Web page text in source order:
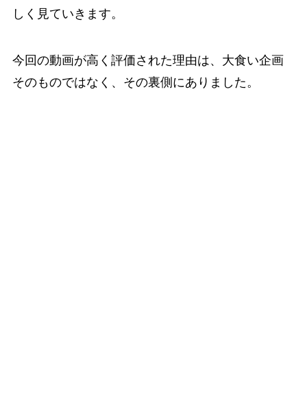
しく見ていきます。
今回の動画が高く評価された理由は、大食い企画
そのものではなく、その裏側にありました。